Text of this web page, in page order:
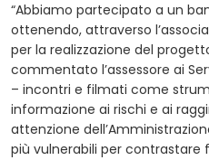
“Abbiamo partecipato a un
ottenendo, attraverso
per la realizzazione del
commentato l’assessore ai
– incontri e filmati come
informazione ai rischi e ai
attenzione
più vulnerabili per contrastare